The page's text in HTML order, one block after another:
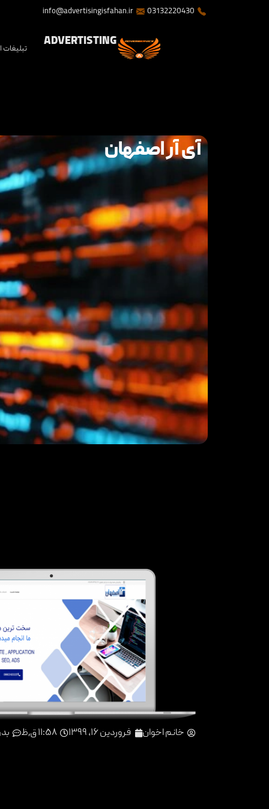
03132220430
info@advertisingisfahan.ir
ADVERTISTING تبلیغات
آی آر اصفهان
خانم اخوان فروردین ۱۶, ۱۳۹۹ ۱۱:۵۸ ق٫ظ